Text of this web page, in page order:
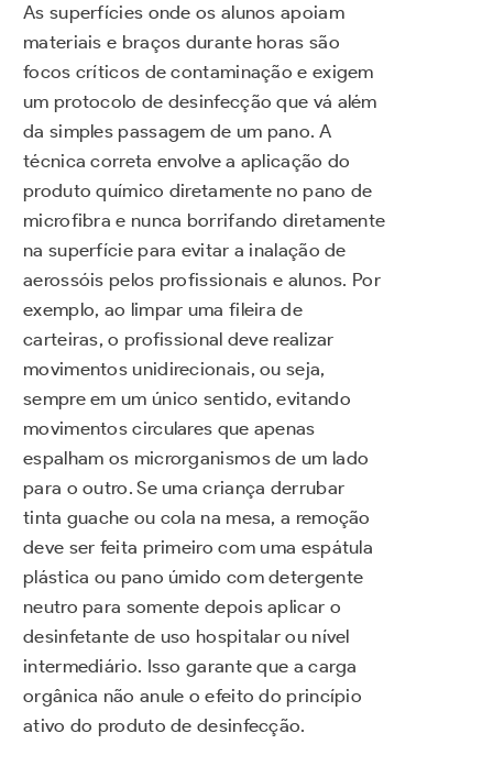
As superfícies onde os alunos apoiam
materiais e braços durante horas são
focos críticos de contaminação e exigem
um protocolo de desinfecção que vá além
da simples passagem de um pano. A
técnica correta envolve a aplicação do
produto químico diretamente no pano de
microfibra e nunca borrifando diretamente
na superfície para evitar a inalação de
aerossóis pelos profissionais e alunos. Por
exemplo, ao limpar uma fileira de
carteiras, o profissional deve realizar
movimentos unidirecionais, ou seja,
sempre em um único sentido, evitando
movimentos circulares que apenas
espalham os microrganismos de um lado
para o outro. Se uma criança derrubar
tinta guache ou cola na mesa, a remoção
deve ser feita primeiro com uma espátula
plástica ou pano úmido com detergente
neutro para somente depois aplicar o
desinfetante de uso hospitalar ou nível
intermediário. Isso garante que a carga
orgânica não anule o efeito do princípio
ativo do produto de desinfecção.